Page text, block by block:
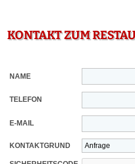
KONTAKT ZUM
NAME
TELEFON
E-MAIL
KONTAKTGRUND